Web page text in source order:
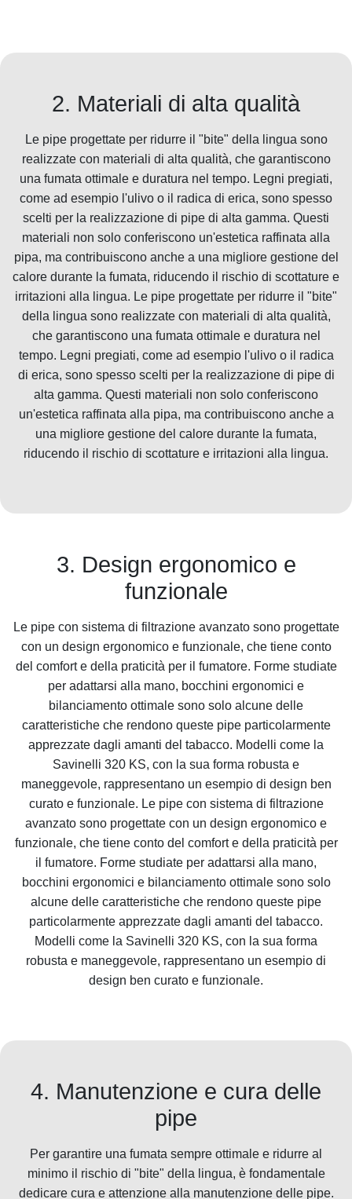
2. Materiali di alta qualità
Le pipe progettate per ridurre il "bite" della lingua sono
realizzate con materiali di alta qualità, che garantiscono
una fumata ottimale e duratura nel tempo. Legni pregiati,
come ad esempio l'ulivo o il radica di erica, sono spesso
scelti per la realizzazione di pipe di alta gamma. Questi
materiali non solo conferiscono un'estetica raffinata alla
pipa, ma contribuiscono anche a una migliore gestione del
calore durante la fumata, riducendo il rischio di scottature e
irritazioni alla lingua. Le pipe progettate per ridurre il "bite"
della lingua sono realizzate con materiali di alta qualità,
che garantiscono una fumata ottimale e duratura nel
tempo. Legni pregiati, come ad esempio l'ulivo o il radica
di erica, sono spesso scelti per la realizzazione di pipe di
alta gamma. Questi materiali non solo conferiscono
un'estetica raffinata alla pipa, ma contribuiscono anche a
una migliore gestione del calore durante la fumata,
riducendo il rischio di scottature e irritazioni alla lingua.
3. Design ergonomico e
funzionale
Le pipe con sistema di filtrazione avanzato sono progettate
con un design ergonomico e funzionale, che tiene conto
del comfort e della praticità per il fumatore. Forme studiate
per adattarsi alla mano, bocchini ergonomici e
bilanciamento ottimale sono solo alcune delle
caratteristiche che rendono queste pipe particolarmente
apprezzate dagli amanti del tabacco. Modelli come la
Savinelli 320 KS, con la sua forma robusta e
maneggevole, rappresentano un esempio di design ben
curato e funzionale. Le pipe con sistema di filtrazione
avanzato sono progettate con un design ergonomico e
funzionale, che tiene conto del comfort e della praticità per
il fumatore. Forme studiate per adattarsi alla mano,
bocchini ergonomici e bilanciamento ottimale sono solo
alcune delle caratteristiche che rendono queste pipe
particolarmente apprezzate dagli amanti del tabacco.
Modelli come la Savinelli 320 KS, con la sua forma
robusta e maneggevole, rappresentano un esempio di
design ben curato e funzionale.
4. Manutenzione e cura delle
pipe
Per garantire una fumata sempre ottimale e ridurre al
minimo il rischio di "bite" della lingua, è fondamentale
dedicare cura e attenzione alla manutenzione delle pipe.